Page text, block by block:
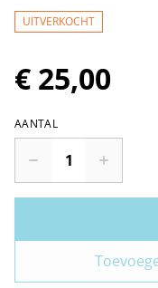
UITVERKOCHT
€ 25,00
AANTAL